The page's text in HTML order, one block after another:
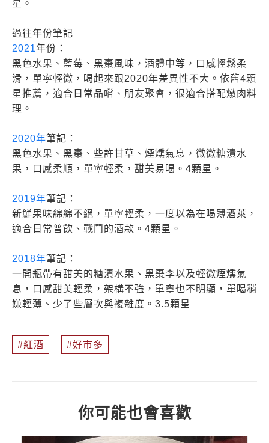
星。
過往年份筆記
2021年份：
黑色水果、藍莓、黑棗風味，酒體中等，口感輕鬆柔
滑，單寧輕微，喝起來跟2020年差異性不大。依舊4顆
星推薦，適合日常品嚐、朋友聚會，很適合搭配燉肉料
理。
2020年筆記：
黑色水果、黑棗、些許甘草、煙燻氣息，微微糖漬水
果，口感柔順，單寧輕柔，甜美易喝。4顆星。
2019年筆記：
新鮮果味綿綿不絕，單寧輕柔，一度以為在喝薄酒萊，
適合日常普飲、戰鬥的酒款。4顆星。
2018年筆記：
一開瓶帶有甜美的糖漬水果、黑棗李以及輕微煙燻氣
息，口感甜美輕柔，架構不強，單寧也不明顯，單喝稍
嫌輕薄、少了些層次與複雜度。3.5顆星
紅酒 好市多
你可能也會喜歡